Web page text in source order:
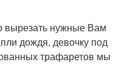
вырезать нужные Вам
дождя, девочку под
трафаретов мы